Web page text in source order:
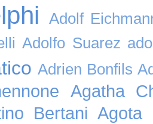
Adolf
Adolfo Suarez
Adrien Bonfils
Agatha
Bertani Agota